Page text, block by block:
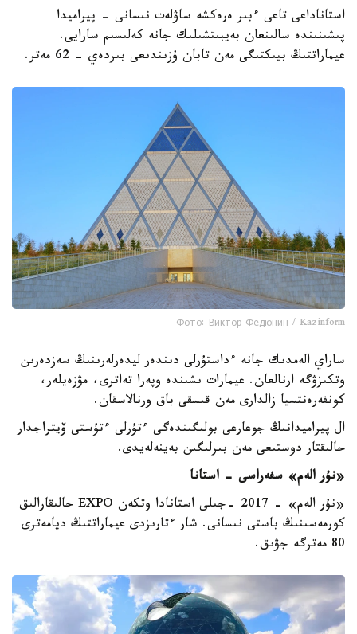
استاناداعى تاعى ءبىر ەرەكشە ساۋلەت نىسانى - پيراميدا
پىشىنىندە سالىنعان بەيبىتشىلىك جانە كەلىسىم سارايى.
عيماراتتىڭ بيىكتىگى مەن تابان ۇزىندىعى بىردەي - 62 مەتر.
Фото: Виктор Федюнин / Kazinform
ساراي الەمدىك جانە ءداستۇرلى دىندەر ليدەرلەرىنىڭ سەزدەرىن
وتكىزۋگە ارنالعان. عيمارات ىشىندە وپەرا تەاترى، مۋزەيلەر،
كونفەرەنتسيا زالدارى مەن قىسقى باق ورنالاسقان.
ال پيراميدانىڭ جوعارعى بولىگىندەگى ءتۇرلى ءتۇستى ۆيتراجدار
حالىقتار دوستىعى مەن بىرلىگىن بەينەلەيدى.
«نۇر الەم» سفەراسى - استانا
«نۇر الەم» - 2017 -جىلى استانادا وتكەن EXPO حالىقارالىق
كورمەسىنىڭ باستى نىسانى. شار ءتارىزدى عيماراتتىڭ ديامەترى
80 مەترگە جۋىق.